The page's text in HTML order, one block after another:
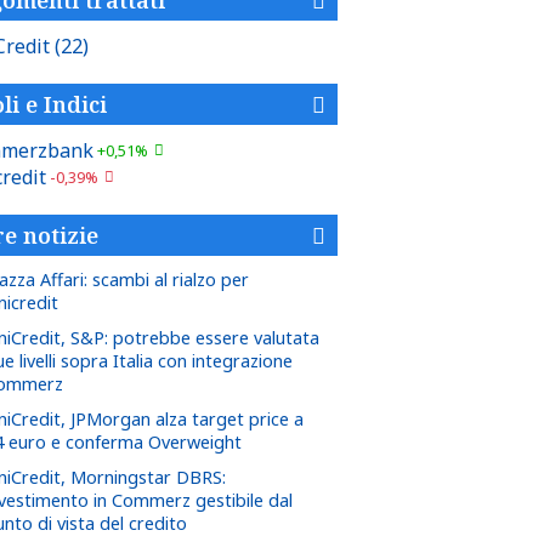
(22)
e Indici
+0,51%
-0,39%
notizie
Affari: scambi al rialzo per
S&P: potrebbe essere valutata
livelli sopra Italia con integrazione
JPMorgan alza target price a
euro e conferma Overweight
Morningstar DBRS:
in Commerz gestibile dal
di vista del credito